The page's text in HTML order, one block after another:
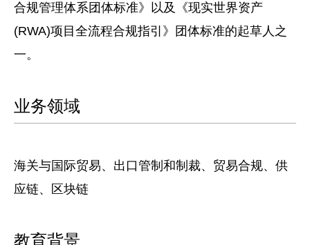
合规管理体系团体标准》以及《现实世界资产
(RWA)项目全流程合规指引》团体标准的起草人之
一。
业务领域
海关与国际贸易、出口管制和制裁、贸易合规、供
应链、区块链
教育背景